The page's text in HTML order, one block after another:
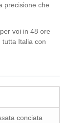
precisione che
voi in 48 ore
Italia con
conciata